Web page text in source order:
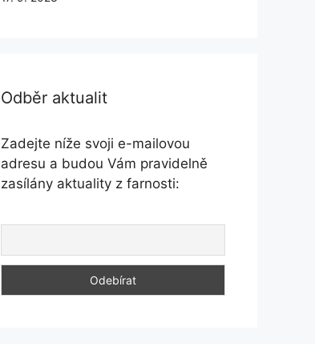
Odběr aktualit
Zadejte níže svoji e-mailovou
adresu a budou Vám pravidelně
zasílány aktuality z farnosti: